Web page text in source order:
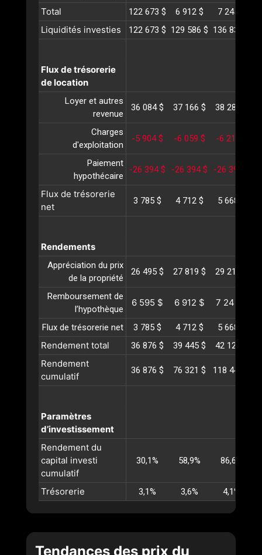
Total 122 673 $ 6 912 $ 7 245 $
Liquidités investies 122 673 $ 129 586 $ 136 831 $
Flux de trésorerie
de location
Loyer et autres
revenue
36 084 $ 37 166 $ 38 281 $
Charges
d'exploitation
-5 904 $ -6 059 $ -6 218 $
Paiement
hypothécaire
-26 394 $ -26 394 $ -26 394 $
Flux de trésorerie
net
3 785 $ 4 712 $ 5 668 $
Rendements
Appréciation du prix
de la propriété
26 495 $ 27 819 $ 29 210 $
Remboursement de
l’hypothèque
6 595 $ 6 912 $ 7 245 $
Flux de trésorerie net 3 785 $ 4 712 $ 5 668 $
Rendement total 36 876 $ 39 445 $ 42 124 $
Rendement
cumulatif
36 876 $ 76 321 $ 118 445 $
Paramètres
d’investissement
Rendement du
capital investi
cumulatif
30,1% 58,9% 86,6%
Trésorerie 3,1% 3,6% 4,1%
Tendances des prix du